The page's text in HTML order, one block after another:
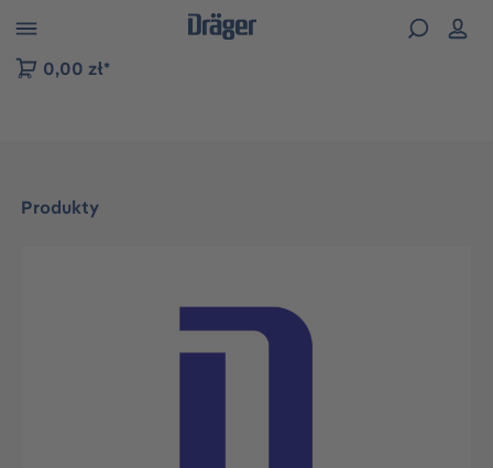
do nawigacji na platformie B2B
0,00 zł*
Produkty
Pomiń galerię zdjęć